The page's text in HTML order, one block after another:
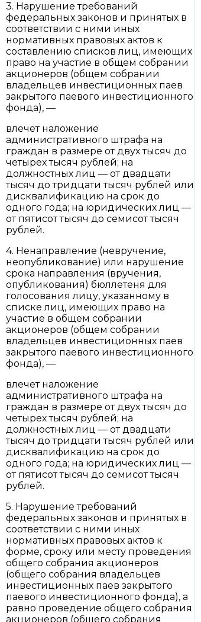
3. Нарушение требований
федеральных законов и принятых в
соответствии с ними иных
нормативных правовых актов к
составлению списков лиц, имеющих
право на участие в общем собрании
акционеров (общем собрании
владельцев инвестиционных паев
закрытого паевого инвестиционного
фонда), —
влечет наложение
административного штрафа на
граждан в размере от двух тысяч до
четырех тысяч рублей; на
должностных лиц — от двадцати
тысяч до тридцати тысяч рублей или
дисквалификацию на срок до
одного года; на юридических лиц —
от пятисот тысяч до семисот тысяч
рублей.
4. Ненаправление (невручение,
неопубликование) или нарушение
срока направления (вручения,
опубликования) бюллетеня для
голосования лицу, указанному в
списке лиц, имеющих право на
участие в общем собрании
акционеров (общем собрании
владельцев инвестиционных паев
закрытого паевого инвестиционного
фонда), —
влечет наложение
административного штрафа на
граждан в размере от двух тысяч до
четырех тысяч рублей; на
должностных лиц — от двадцати
тысяч до тридцати тысяч рублей или
дисквалификацию на срок до
одного года; на юридических лиц —
от пятисот тысяч до семисот тысяч
рублей.
5. Нарушение требований
федеральных законов и принятых в
соответствии с ними иных
нормативных правовых актов к
форме, сроку или месту проведения
общего собрания акционеров
(общего собрания владельцев
инвестиционных паев закрытого
паевого инвестиционного фонда), а
равно проведение общего собрания
акционеров (общего собрания